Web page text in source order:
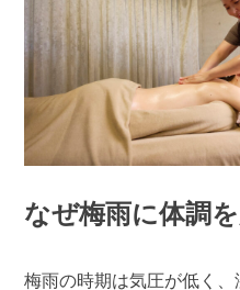
なぜ梅雨に体調
梅雨の時期は気圧が低く